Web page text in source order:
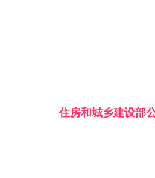
住房和城乡建设部